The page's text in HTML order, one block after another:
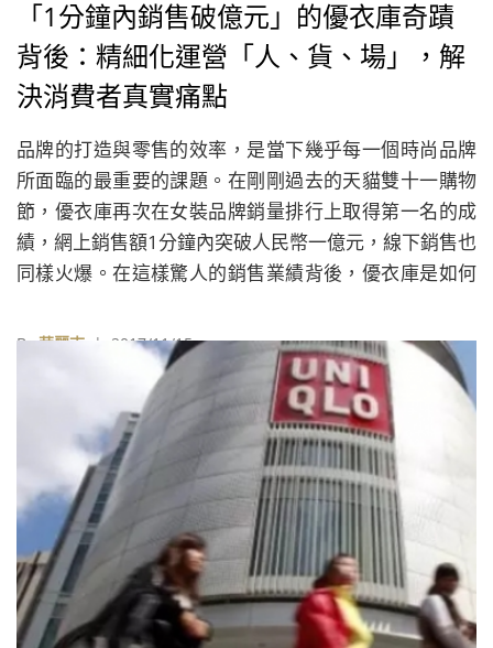
「1分鐘內銷售破億元」的優衣庫奇蹟
背後：精細化運營「人、貨、場」，解
決消費者真實痛點
品牌的打造與零售的效率，是當下幾乎每一個時尚品牌
所面臨的最重要的課題。在剛剛過去的天貓雙十一購物
節，優衣庫再次在女裝品牌銷量排行上取得第一名的成
績，網上銷售額1分鐘內突破人民幣一億元，線下銷售也
同樣火爆。在這樣驚人的銷售業績背後，優衣庫是如何
方面的精細化運營，在零售管道和服務體驗上創新，值
By華麗志 | 2017/11/15